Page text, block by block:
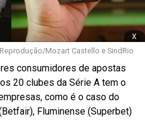
x
Mozart Castello e SindRio
consumidores de apostas
20 clubes da Série A tem o
como é o caso do
Fluminense (Superbet)